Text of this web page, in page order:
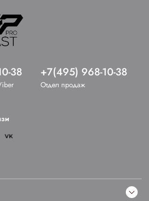
38 +7(495) 968-10-38
Отдел продаж